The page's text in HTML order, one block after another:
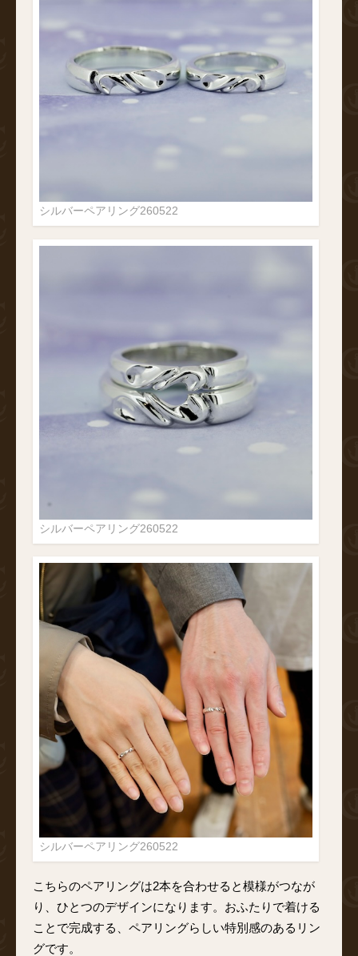
シルバーペアリング260522
シルバーペアリング260522
シルバーペアリング260522
こちらのペアリングは2本を合わせると模様がつなが
り、ひとつのデザインになります。おふたりで着ける
ことで完成する、ペアリングらしい特別感のあるリン
グです。